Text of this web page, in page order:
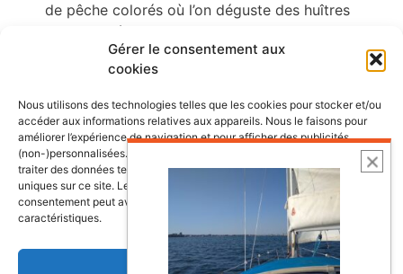
Gérer le consentement aux
cookies
Nous utilisons des technologies telles que les cookies pour stocker et/ou
accéder aux informations relatives aux appareils. Nous le faisons pour
améliorer l’expérience de navigation et pour afficher des publicités
(non-)personnalisées. Consentir à ces technologies nous autorisera à
traiter des données telles que le comportement de navigation ou les ID
uniques sur ce site. Le fait de ne pas consentir ou de retirer son
consentement peut avoir un effet négatif sur certaines fonctonnalités et
caractéristiques.
Accepter
de pêche colorés où l’on déguste des huîtres
encore salées par …